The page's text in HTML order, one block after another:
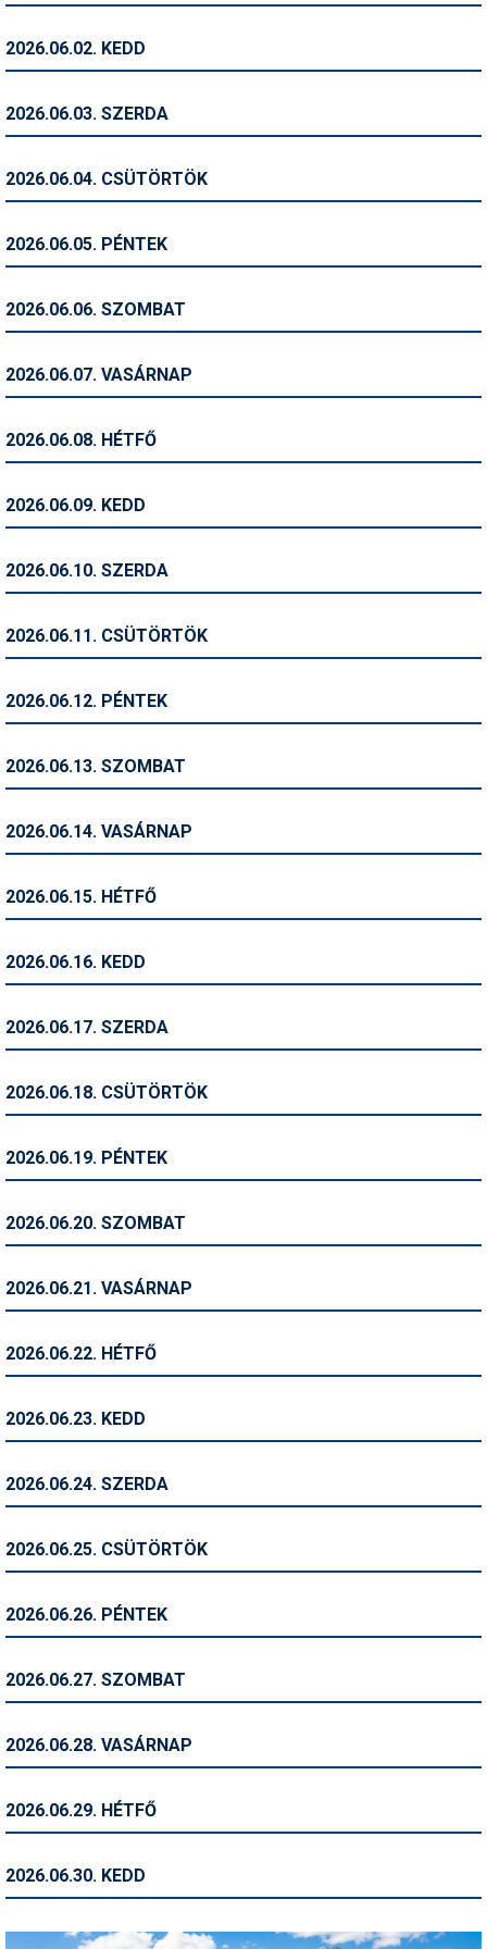
Ingatlan
Kerékpár
Magazinok
Pályázatok
Síbérletárak
Sífelszerelés
Símánia
Síszerviz
Snowboard
Szakértők
Telemark
Történelem
Utazási tippek
2026.06.02. KEDD
2026.06.03. SZERDA
2026.06.04. CSÜTÖRTÖK
2026.06.05. PÉNTEK
2026.06.06. SZOMBAT
2026.06.07. VASÁRNAP
2026.06.08. HÉTFŐ
2026.06.09. KEDD
2026.06.10. SZERDA
2026.06.11. CSÜTÖRTÖK
2026.06.12. PÉNTEK
2026.06.13. SZOMBAT
2026.06.14. VASÁRNAP
2026.06.15. HÉTFŐ
2026.06.16. KEDD
2026.06.17. SZERDA
2026.06.18. CSÜTÖRTÖK
2026.06.19. PÉNTEK
2026.06.20. SZOMBAT
2026.06.21. VASÁRNAP
2026.06.22. HÉTFŐ
2026.06.23. KEDD
2026.06.24. SZERDA
2026.06.25. CSÜTÖRTÖK
2026.06.26. PÉNTEK
2026.06.27. SZOMBAT
2026.06.28. VASÁRNAP
2026.06.29. HÉTFŐ
2026.06.30. KEDD